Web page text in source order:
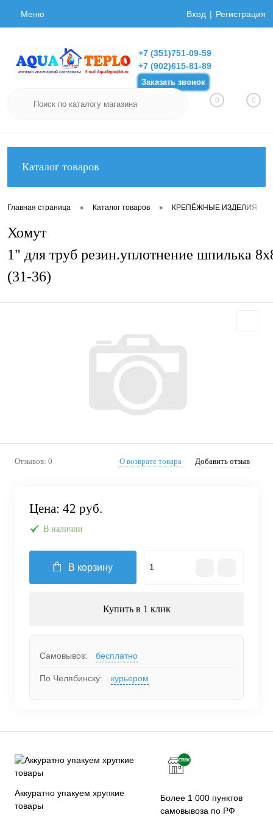
Меню Вход Регистрация
+7 (351)751-09-59
+7 (902)615-81-89
Заказать звонок
0 0
Каталог товаров
Главная страница • Каталог товаров • КРЕПЁЖНЫЕ ИЗДЕЛИЯ
Хомут
1" для труб резин.уплотнение шпилька
(31-36)
Отзывов: 0 О возврате товара Добавить отзыв
Цена: 42 руб.
В наличии
В корзину
Купить в 1 клик
Самовывоз: бесплатно
По Челябинску: курьером
Аккуратно упакуем хрупкие
товары
Более 1 000 пунктов
самовывоза по РФ